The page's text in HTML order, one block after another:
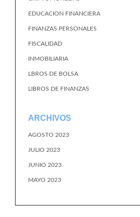
EDUCACION FINANCIERA
FINANZAS PERSONALES
FISCALIDAD
INMOBILIARIA
LBROS DE BOLSA
LIBROS DE FINANZAS
ARCHIVOS
AGOSTO 2023
JULIO 2023
JUNIO 2023
MAYO 2023